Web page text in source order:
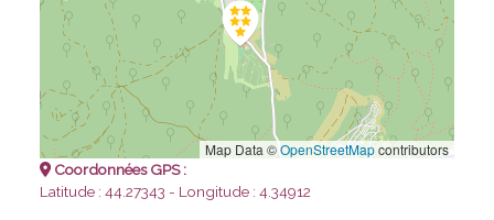
Map Data ©OpenStreetMapcontributors
Coordonnées GPS :
Latitude : 44.27343 - Longitude : 4.34912